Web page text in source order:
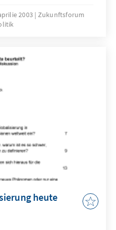
der
in der
Entwicklungspolitik
und Ethik
2003
Zukunftsforum
heute